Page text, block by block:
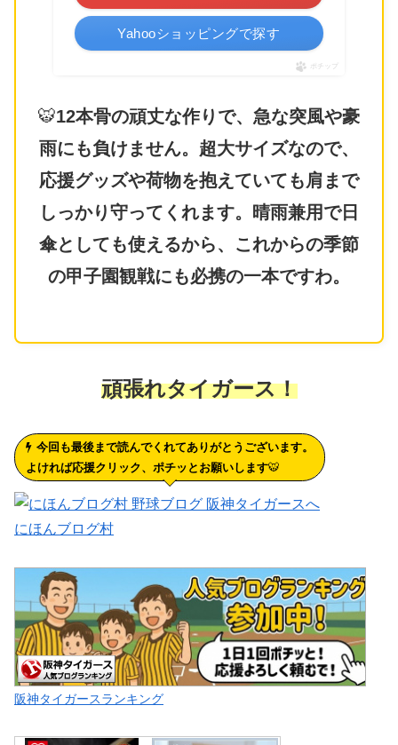
Yahooショッピングで探す
ポチップ
🐯12本骨の頑丈な作りで、急な突風や豪
雨にも負けません。超大サイズなので、
応援グッズや荷物を抱えていても肩まで
しっかり守ってくれます。晴雨兼用で日
傘としても使えるから、これからの季節
の甲子園観戦にも必携の一本ですわ。
頑張れタイガース！
今回も最後まで読んでくれてありがとうございます。
よければ応援クリック、ポチッとお願いします🐯
にほんブログ村
阪神タイガースランキング